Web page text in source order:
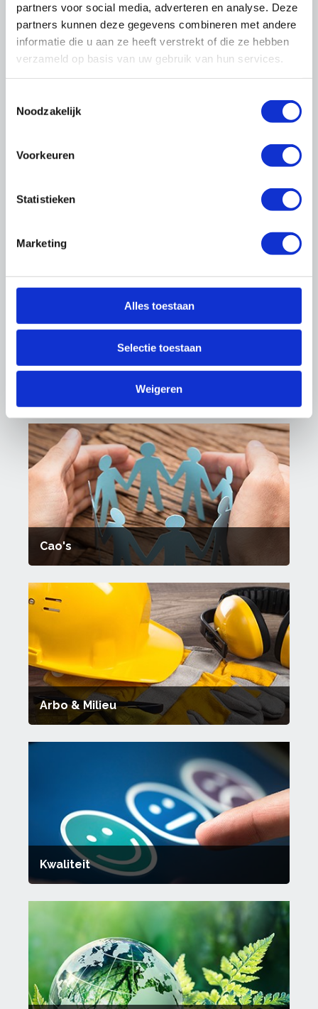
partners voor social media, adverteren en analyse. Deze
partners kunnen deze gegevens combineren met andere
informatie die u aan ze heeft verstrekt of die ze hebben
verzameld op basis van uw gebruik van hun services.
Noodzakelijk
Voorkeuren
Statistieken
Marketing
Alles toestaan
Selectie toestaan
Weigeren
bedrijven én hbo’ers vooruit
coördinatoren duurzaamheid: in tijden van
jongeren te binden aan de sector,
recruitmentpartner Building Heroes een
tweejarig traineeship voor afgestudeerde
inmiddels bij lidbedrijven aan de slag!
Cao's
Arbo & Milieu
Kwaliteit